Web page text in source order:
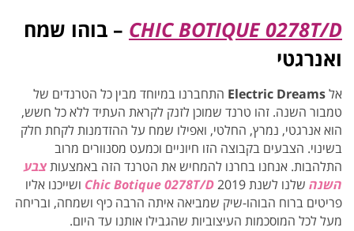
CHIC BOTIQUE 0278T/D – בוהו שמח
ואנרגטי
אל
התחברנו במיוחד מבין כל הטרנדים של
טמבור השנה. זהו טרנד שמוכן לזנק לקראת העתיד ללא כל חשש,
הוא אנרגטי, נמרץ, החלטי, ואפילו שמח על ההזדמנות לקחת חלק
בשינוי. הצבעים בקבוצה הזו חיוניים וכמעט מסנוורים מרוב
התלהבות. אנחנו בחרנו להמחיש את הטרנד הזה באמצעותצבע
השנה שלנו לשנת 2019 Chic Botique 0278T/D ושייכנו אליו
פריטים ברוח הבוהו-שיק שמביאה איתה הרבה כיף ושמחה, ובריחה
מעל לכל המוסכמות העיצוביות שהגבילו אותנו עד היום.